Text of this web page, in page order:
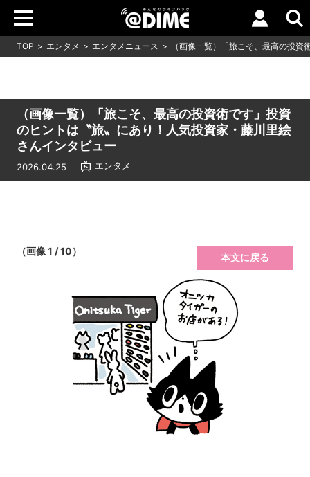
TOP エンタメ エンタメニュース （画像一覧）「旅こそ、最高の投
（画像一覧）「旅こそ、最高の投資術です」投資
のヒントは〝旅〟にあり！人気投資家・藤川里絵
さんインタビュー
2026.04.25 エンタメ
（画像 1 / 10）
本文に戻る